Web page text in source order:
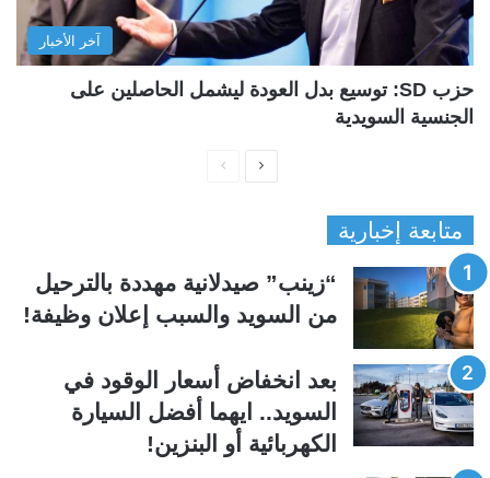
آخر الأخبار
حزب SD: توسيع بدل العودة ليشمل الحاصلين على
الجنسية السويدية
ح
ة
س
ح
ة
ا
متابعة إخبارية
“زينب” صيدلانية مهددة بالترحيل
من السويد والسبب إعلان وظيفة!
بعد انخفاض أسعار الوقود في
السويد.. ايهما أفضل السيارة
الكهربائية أو البنزين!